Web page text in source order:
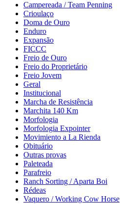
Campereada / Team Penning
Crioulaço
Doma de Ouro
Enduro
Expansão
FICCC
Freio de Ouro
Freio do Proprietário
Freio Jovem
Geral
Institucional
Marcha de Resistência
Marchita 140 Km
Morfologia
Morfologia Expointer
Movimiento a La Rienda
Obituário
Outras provas
Paleteada
Parafreio
Ranch Sorting / Aparta Boi
Rédeas
Vaquero / Working Cow Horse